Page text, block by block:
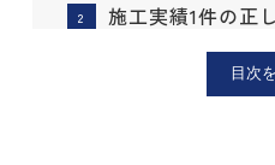
施工実績1件の正
率が上がるテン
▼ 施工実績タ
目次